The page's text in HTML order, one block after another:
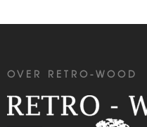
OVER RETRO-WOOD